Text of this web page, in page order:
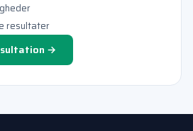
resultater
→